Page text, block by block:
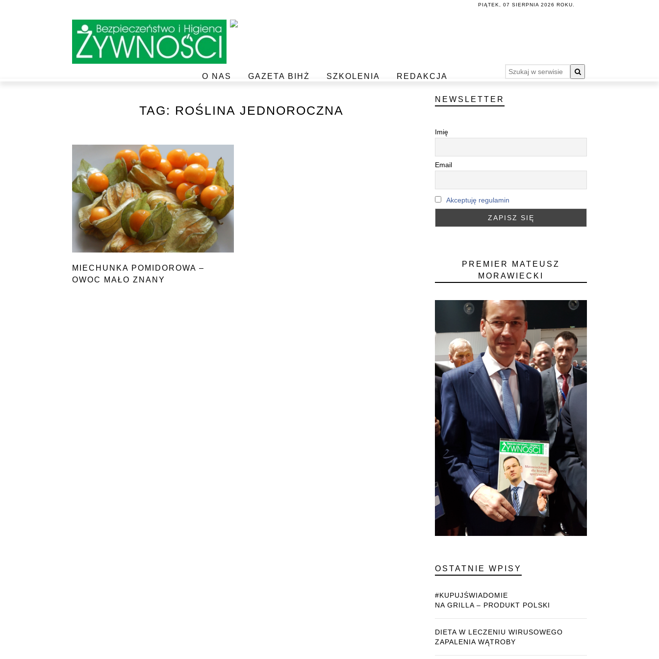
PIĄTEK, 07 SIERPNIA 2026 ROKU.
O NAS GAZETA BIHŻ SZKOLENIA REDAKCJA
TAG: ROŚLINA JEDNOROCZNA
MIECHUNKA POMIDOROWA –
OWOC MAŁO ZNANY
NEWSLETTER
Imię
Email
Akceptuję regulamin
PREMIER MATEUSZ
MORAWIECKI
OSTATNIE WPISY
#KUPUJŚWIADOMIE
NA GRILLA – PRODUKT POLSKI
DIETA W LECZENIU WIRUSOWEGO
ZAPALENIA WĄTROBY